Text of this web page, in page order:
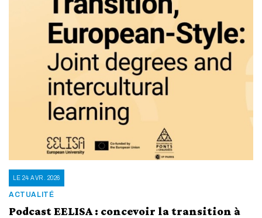
ACTUALITÉ
LE 24 AVR. 2026
Podcast EELISA : concevoir la transition à